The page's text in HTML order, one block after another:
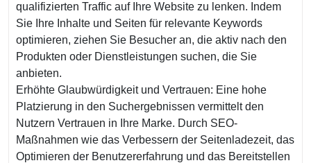
qualifizierten Traffic auf Ihre Website zu lenken. Indem
Sie Ihre Inhalte und Seiten für relevante Keywords
optimieren, ziehen Sie Besucher an, die aktiv nach den
Produkten oder Dienstleistungen suchen, die Sie
anbieten.
Erhöhte Glaubwürdigkeit und Vertrauen: Eine hohe
Platzierung in den Suchergebnissen vermittelt den
Nutzern Vertrauen in Ihre Marke. Durch SEO-
Maßnahmen wie das Verbessern der Seitenladezeit, das
Optimieren der Benutzererfahrung und das Bereitstellen